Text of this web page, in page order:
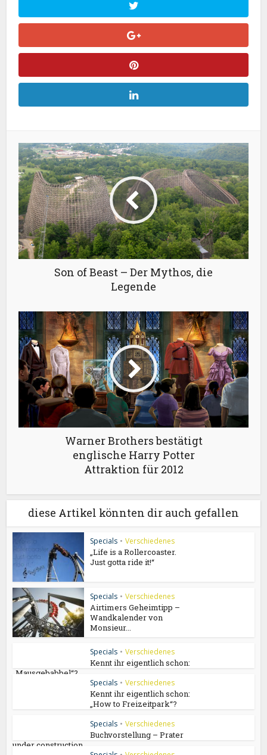
Son of Beast – Der Mythos, die
Legende
Warner Brothers bestätigt
englische Harry Potter
Attraktion für 2012
diese Artikel könnten dir auch gefallen
Specials • Verschiedenes
„Life is a Rollercoaster.
Just gotta ride it!“
Specials • Verschiedenes
Airtimers Geheimtipp –
Wandkalender von
Monsieur...
Specials • Verschiedenes
Kennt ihr eigentlich schon:
„Mausgebabbel“?
Specials • Verschiedenes
Kennt ihr eigentlich schon:
„How to Freizeitpark“?
Specials • Verschiedenes
Buchvorstellung – Prater
under construction